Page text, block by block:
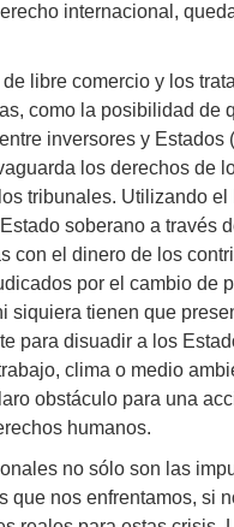
internacional,
libre comercio y los
como la posibilidad de
inversores y
los derechos de
tribunales. Utilizando
soberano a través
con el dinero de los
por el cambio de
siquiera tienen que
para disuadir a los
clima o medio
obstáculo para una
humanos.
no sólo son las
que nos enfrentamos, si